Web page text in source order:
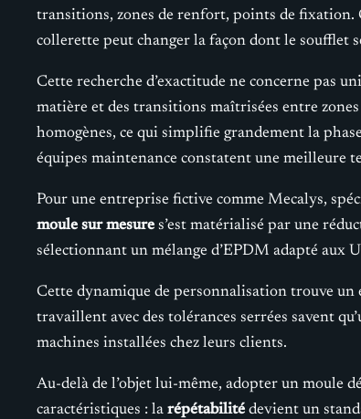
transitions, zones de renfort, points de fixation.
collerette peut changer la façon dont le soufflet
Cette recherche d’exactitude ne concerne pas
matière et des transitions maîtrisées entre
homogènes, ce qui simplifie grandement la
équipes maintenance constatent une meilleure
Pour une entreprise fictive comme Mecalys,
moule sur mesure s’est matérialisé par une
sélectionnant un mélange d’EPDM adapté aux
Cette dynamique de personnalisation trouve un
travaillent avec des tolérances serrées savent
machines installées chez leurs clients.
Au-delà de l’objet lui-même, adopter un moule
caractéristiques : la répétabilité devient un